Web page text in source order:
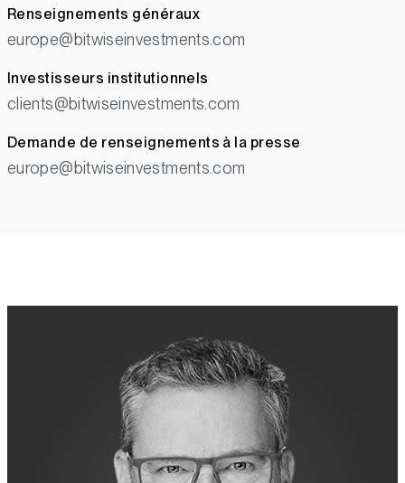
Renseignements généraux
europe@bitwiseinvestments.com
Investisseurs institutionnels
clients@bitwiseinvestments.com
Demande de renseignements à la presse
europe@bitwiseinvestments.com